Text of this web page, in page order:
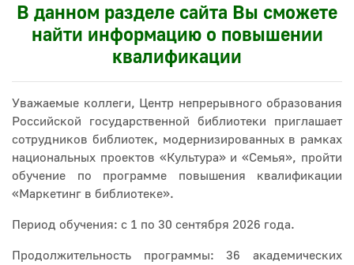
В данном разделе сайта Вы сможете
найти информацию о повышении
квалификации
Уважаемые коллеги, Центр непрерывного образования
Российской государственной библиотеки приглашает
сотрудников библиотек, модернизированных в рамках
национальных проектов «Культура» и «Семья», пройти
обучение по программе повышения квалификации
«Маркетинг в библиотеке».
Период обучения: с 1 по 30 сентября 2026 года.
Продолжительность программы: 36 академических